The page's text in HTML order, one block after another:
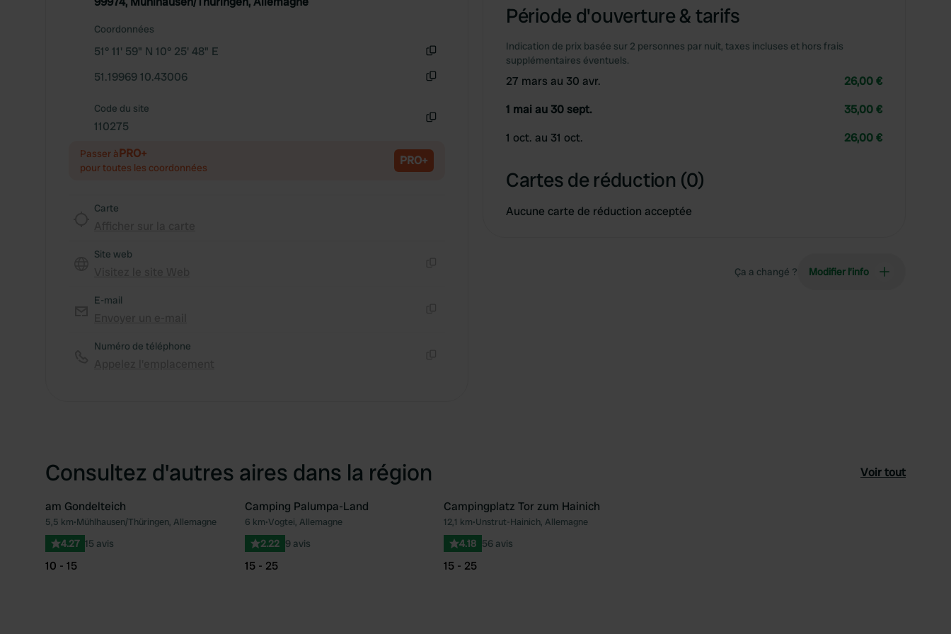
Coordonnées
51° 11' 59" N 10° 25' 48" E
51.19969 10.43006
Code du site
110275
Passer àPRO+
pour toutes les coordonnées PRO+
Carte
Site web
E-mail
Numéro de téléphone
Période d'ouverture & tarifs
Indication de prix basée sur 2 personnes par nuit, taxes incluses et hors frais
supplémentaires éventuels.
27 mars au 30 avr.
26,00 €
1 mai au 30 sept.
35,00 €
1 oct. au 31 oct.
26,00 €
Cartes de réduction (0)
Aucune carte de réduction acceptée
Ça a changé ? Modifier l’info
Consultez d'autres aires dans la région Voir tout
Préféré
am Gondelteich
5,5 km•Mühlhausen/Thüringen, Allemagne
4.27 15 avis
10 - 15
Préféré
Camping Palumpa-Land
6 km•Vogtei, Allemagne
2.22 9 avis
15 - 25
Campingplatz Tor zum Hainich
12,1 km•Unstrut-Hainich, Allemagne
4.18 56 avis
15 - 25